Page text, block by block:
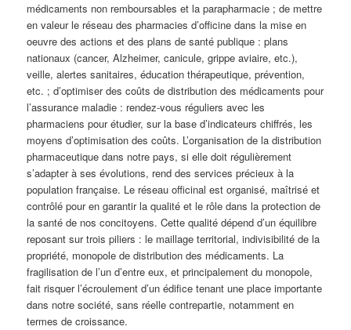
médicaments non remboursables et la parapharmacie ; de mettre
en valeur le réseau des pharmacies d’officine dans la mise en
oeuvre des actions et des plans de santé publique : plans
nationaux (cancer, Alzheimer, canicule, grippe aviaire, etc.),
veille, alertes sanitaires, éducation thérapeutique, prévention,
etc. ; d’optimiser des coûts de distribution des médicaments pour
l’assurance maladie : rendez-vous réguliers avec les
pharmaciens pour étudier, sur la base d’indicateurs chiffrés, les
moyens d’optimisation des coûts. L’organisation de la distribution
pharmaceutique dans notre pays, si elle doit régulièrement
s’adapter à ses évolutions, rend des services précieux à la
population française. Le réseau officinal est organisé, maîtrisé et
contrôlé pour en garantir la qualité et le rôle dans la protection de
la santé de nos concitoyens. Cette qualité dépend d’un équilibre
reposant sur trois piliers : le maillage territorial, indivisibilité de la
propriété, monopole de distribution des médicaments. La
fragilisation de l’un d’entre eux, et principalement du monopole,
fait risquer l’écroulement d’un édifice tenant une place importante
dans notre société, sans réelle contrepartie, notamment en
termes de croissance.